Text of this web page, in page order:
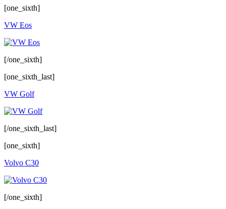
[one_sixth]
VW Eos
[/one_sixth]
[one_sixth_last]
VW Golf
[/one_sixth_last]
[one_sixth]
Volvo C30
[/one_sixth]